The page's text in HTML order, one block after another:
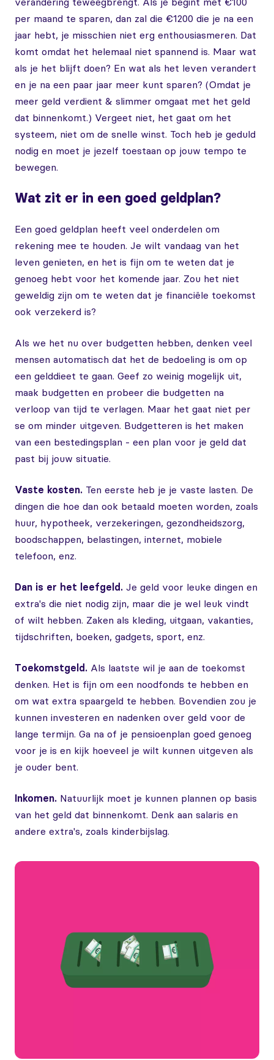
per maand te sparen, dan zal die €1200 die je na een
jaar hebt, je misschien niet erg enthousiasmeren. Dat
komt omdat het helemaal niet spannend is. Maar wat
als je het blijft doen? En wat als het leven verandert
en je na een paar jaar meer kunt sparen? (Omdat je
meer geld verdient & slimmer omgaat met het geld
dat binnenkomt.) Vergeet niet, het gaat om het
systeem, niet om de snelle winst. Toch heb je geduld
nodig en moet je jezelf toestaan op jouw tempo te
bewegen.
Wat zit er in een goed geldplan?
Een goed geldplan heeft veel onderdelen om
rekening mee te houden. Je wilt vandaag van het
leven genieten, en het is fijn om te weten dat je
genoeg hebt voor het komende jaar. Zou het niet
geweldig zijn om te weten dat je financiële toekomst
ook verzekerd is?
Als we het nu over budgetten hebben, denken veel
mensen automatisch dat het de bedoeling is om op
een gelddieet te gaan. Geef zo weinig mogelijk uit,
maak budgetten en probeer die budgetten na
verloop van tijd te verlagen. Maar het gaat niet per
se om minder uitgeven. Budgetteren is het maken
van een bestedingsplan - een plan voor je geld dat
past bij jouw situatie.
Vaste kosten. Ten eerste heb je je vaste lasten. De
dingen die hoe dan ook betaald moeten worden, zoals
huur, hypotheek, verzekeringen, gezondheidszorg,
boodschappen, belastingen, internet, mobiele
telefoon, enz.
Dan is er het leefgeld. Je geld voor leuke dingen en
extra's die niet nodig zijn, maar die je wel leuk vindt
of wilt hebben. Zaken als kleding, uitgaan, vakanties,
tijdschriften, boeken, gadgets, sport, enz.
Toekomstgeld. Als laatste wil je aan de toekomst
denken. Het is fijn om een noodfonds te hebben en
om wat extra spaargeld te hebben. Bovendien zou je
kunnen investeren en nadenken over geld voor de
lange termijn. Ga na of je pensioenplan goed genoeg
voor je is en kijk hoeveel je wilt kunnen uitgeven als
je ouder bent.
Inkomen. Natuurlijk moet je kunnen plannen op basis
van het geld dat binnenkomt. Denk aan salaris en
andere extra's, zoals kinderbijslag.